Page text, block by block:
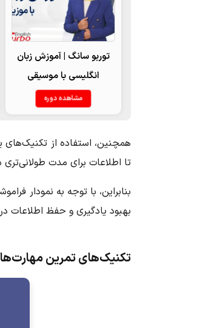
توربو سانگ | آموزش زبان
انگلیسی با موسیقی
مشاهده دوره
همچنین، استفاده از تکنیک‌های
تا اطلاعات برای مدت
بنابراین، با توجه به نمودار
بهبود یادگیری و حفظ اطلاعات
تکنیک‌های تمرین